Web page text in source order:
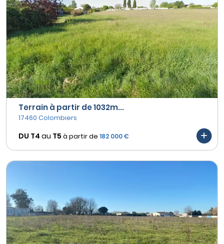
Terrain à partir de 1032m...
17460 Colombiers
DU T4 au T5 à partir de 182 000 €